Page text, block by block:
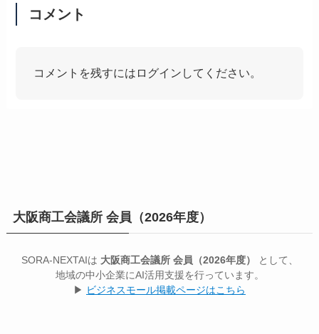
コメント
コメントを残すにはログインしてください。
大阪商工会議所 会員（2026年度）
SORA-NEXTAIは 大阪商工会議所 会員（2026年度）
として、
地域の中小企業にAI活用支援を行っています。
▶ ビジネスモール掲載ページはこちら